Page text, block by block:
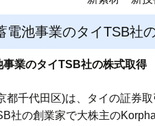
電池事業のタイTSB社
事業のタイTSB社の株式取得
都千代田区)は、タイの証券
社の創業家で大株主の